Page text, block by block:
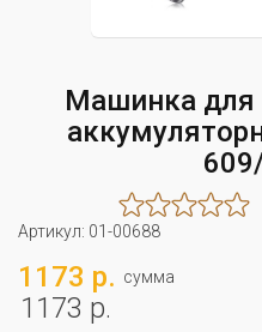
Машинка для
Артикул: 01-00688
1173 р. сумма
1173 р.